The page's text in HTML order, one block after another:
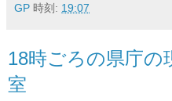
GP 時刻: 19:07
18時ごろの県庁の
室